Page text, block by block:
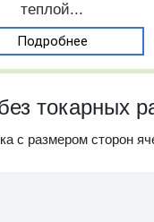
теплой...
Подробнее
токарных
с размером сторон